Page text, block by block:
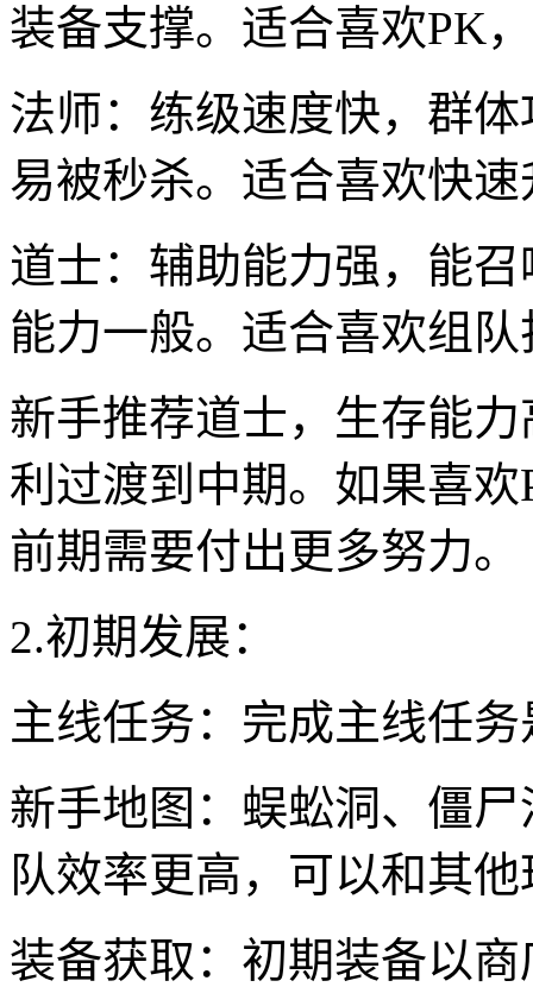
装备支撑。适合喜欢PK
法师：练级速度快，群
易被秒杀。适合喜欢快
道士：辅助能力强，能
能力一般。适合喜欢组
新手推荐道士，生存能
利过渡到中期。如果喜
前期需要付出更多努力。
2.初期发展：
主线任务：完成主线任
新手地图：蜈蚣洞、僵
队效率更高，可以和其
装备获取：初期装备以